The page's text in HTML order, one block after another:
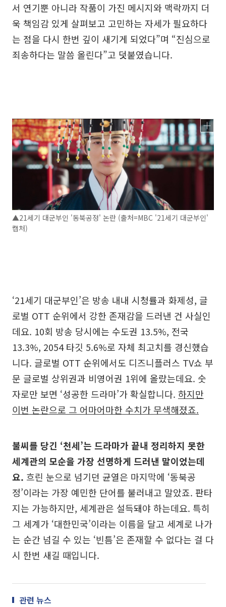
서 연기뿐 아니라 작품이 가진 메시지와 맥락까지 더
욱 책임감 있게 살펴보고 고민하는 자세가 필요하다
는 점을 다시 한번 깊이 새기게 되었다”며 “진심으로
죄송하다는 말씀 올린다”고 덧붙였습니다.
▲21세기 대군부인 '동북공정' 논란 (출처=MBC '21세기 대군부인'
캡처)
‘21세기 대군부인’은 방송 내내 시청률과 화제성, 글
로벌 OTT 순위에서 강한 존재감을 드러낸 건 사실인
데요. 10회 방송 당시에는 수도권 13.5%, 전국
13.3%, 2054 타깃 5.6%로 자체 최고치를 경신했습
니다. 글로벌 OTT 순위에서도 디즈니플러스 TV쇼 부
문 글로벌 상위권과 비영어권 1위에 올랐는데요. 숫
자로만 보면 ‘성공한 드라마’가 확실합니다. 하지만
이번 논란으로 그 어마어마한 수치가 무색해졌죠.
불씨를 당긴 ‘천세’는 드라마가 끝내 정리하지 못한
세계관의 모순을 가장 선명하게 드러낸 말이었는데
요. 흐린 눈으로 넘기던 균열은 마지막에 ‘동북공
정’이라는 가장 예민한 단어를 불러내고 말았죠. 판타
지는 가능하지만, 세계관은 설득돼야 하는데요. 특히
그 세계가 ‘대한민국’이라는 이름을 달고 세계로 나가
는 순간 넘길 수 있는 ‘빈틈’은 존재할 수 없다는 걸 다
시 한번 새길 때입니다.
관련 뉴스